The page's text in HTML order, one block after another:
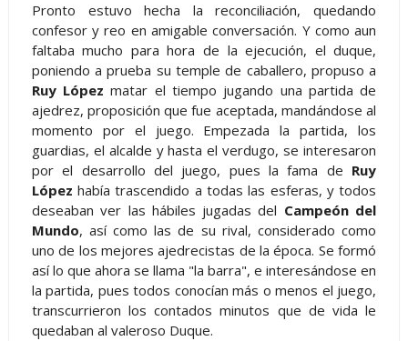
Pronto estuvo hecha la reconciliación, quedando
confesor y reo en amigable conversación. Y como aun
faltaba mucho para hora de la ejecución, el duque,
poniendo a prueba su temple de caballero, propuso a
Ruy López matar el tiempo jugando una partida de
ajedrez, proposición que fue aceptada, mandándose al
momento por el juego. Empezada la partida, los
guardias, el alcalde y hasta el verdugo, se interesaron
por el desarrollo del juego, pues la fama de Ruy
López había trascendido a todas las esferas, y todos
deseaban ver las hábiles jugadas del Campeón del
Mundo, así como las de su rival, considerado como
uno de los mejores ajedrecistas de la época. Se formó
así lo que ahora se llama "la barra", e interesándose en
la partida, pues todos conocían más o menos el juego,
transcurrieron los contados minutos que de vida le
quedaban al valeroso Duque.